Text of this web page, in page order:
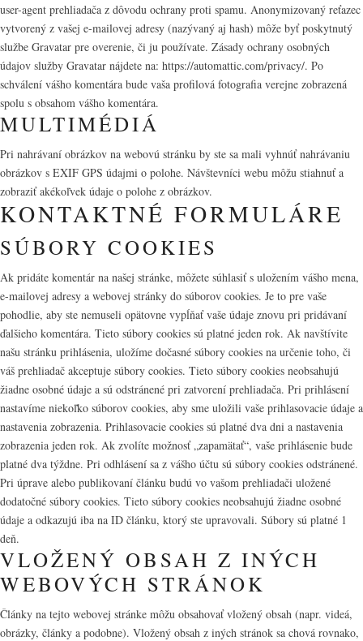
user-agent prehliadača z dôvodu ochrany proti spamu. Anonymizovaný reťazec
vytvorený z vašej e-mailovej adresy (nazývaný aj hash) môže byť poskytnutý
službe Gravatar pre overenie, či ju používate. Zásady ochrany osobných
údajov služby Gravatar nájdete na: https://automattic.com/privacy/. Po
schválení vášho komentára bude vaša profilová fotografia verejne zobrazená
spolu s obsahom vášho komentára.
MULTIMÉDIÁ
Pri nahrávaní obrázkov na webovú stránku by ste sa mali vyhnúť nahrávaniu
obrázkov s EXIF GPS údajmi o polohe. Návštevníci webu môžu stiahnuť a
zobraziť akékoľvek údaje o polohe z obrázkov.
KONTAKTNÉ FORMULÁRE
SÚBORY COOKIES
Ak pridáte komentár na našej stránke, môžete súhlasiť s uložením vášho mena,
e-mailovej adresy a webovej stránky do súborov cookies. Je to pre vaše
pohodlie, aby ste nemuseli opätovne vypĺňať vaše údaje znovu pri pridávaní
ďalšieho komentára. Tieto súbory cookies sú platné jeden rok. Ak navštívite
našu stránku prihlásenia, uložíme dočasné súbory cookies na určenie toho, či
váš prehliadač akceptuje súbory cookies. Tieto súbory cookies neobsahujú
žiadne osobné údaje a sú odstránené pri zatvorení prehliadača. Pri prihlásení
nastavíme niekoľko súborov cookies, aby sme uložili vaše prihlasovacie údaje a
nastavenia zobrazenia. Prihlasovacie cookies sú platné dva dni a nastavenia
zobrazenia jeden rok. Ak zvolíte možnosť „zapamätať“, vaše prihlásenie bude
platné dva týždne. Pri odhlásení sa z vášho účtu sú súbory cookies odstránené.
Pri úprave alebo publikovaní článku budú vo vašom prehliadači uložené
dodatočné súbory cookies. Tieto súbory cookies neobsahujú žiadne osobné
údaje a odkazujú iba na ID článku, ktorý ste upravovali. Súbory sú platné 1
deň.
VLOŽENÝ OBSAH Z INÝCH
WEBOVÝCH STRÁNOK
Články na tejto webovej stránke môžu obsahovať vložený obsah (napr. videá,
obrázky, články a podobne). Vložený obsah z iných stránok sa chová rovnako,